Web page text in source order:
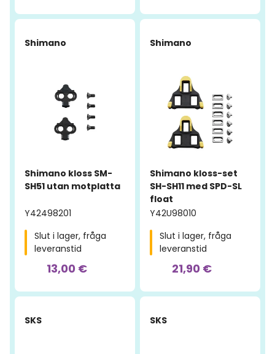
Shimano
Shimano kloss SM-
SH51 utan motplatta
Y42498201
Slut i lager, fråga
leveranstid
13,00 €
Shimano
Shimano kloss-set
SH-SH11 med SPD-SL
float
Y42U98010
Slut i lager, fråga
leveranstid
21,90 €
SKS SKS
-64%